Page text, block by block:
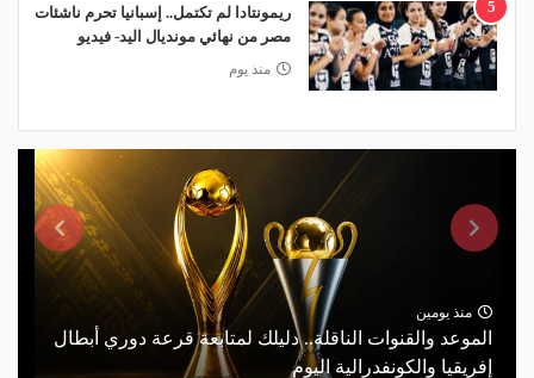
5
ريمونتادا لم تكتمل.. إسبانيا تحرم ناشئات
مصر من نهائي مونديال اليد- فيديو
منذ يوم
منذ يومين
الموعد والقنوات الناقلة.. دليلك لمتابعة قرعة دوري أبطال
إفريقيا والكونفدرالية اليوم